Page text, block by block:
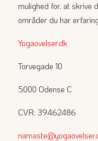
mulighed for, at skrive
områder du har
Yogaovelser.dk
Torvegade 10
5000 Odense C
CVR: 39462486